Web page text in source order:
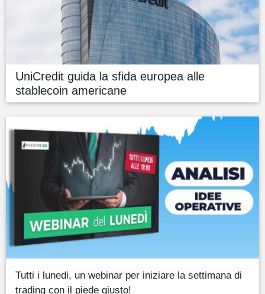
UniCredit guida la sfida europea alle
stablecoin americane
Tutti i lunedi, un webinar per iniziare la settimana di
trading con il piede giusto!